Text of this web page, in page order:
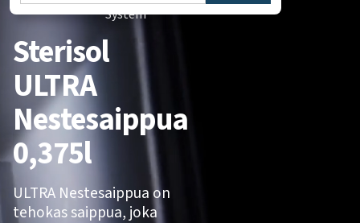
System
Sterisol
ULTRA
Nestesaippua
0,375l
ULTRA Nestesaippua on
tehokas saippua, joka